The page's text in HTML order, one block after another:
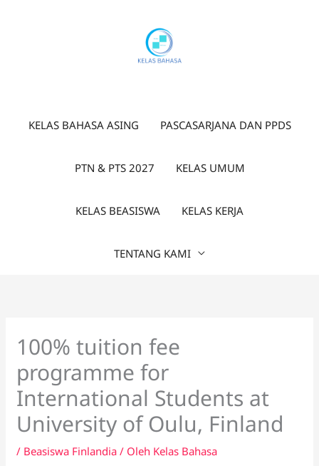
KELAS BAHASA ASING PASCASARJANA DAN PPDS
PTN & PTS 2027 KELAS UMUM
KELAS BEASISWA KELAS KERJA
TENTANG KAMI
100% tuition fee
programme for
International Students at
University of Oulu, Finland
/ Beasiswa Finlandia / Oleh Kelas Bahasa